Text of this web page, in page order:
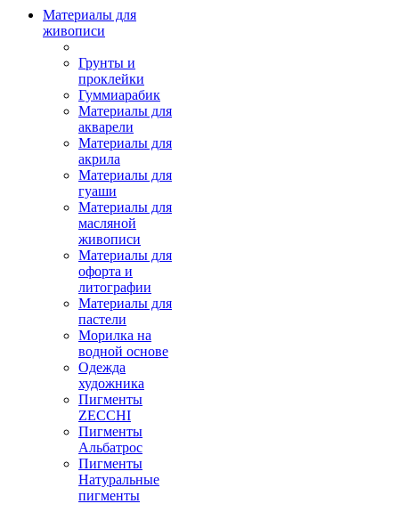
Материалы для
живописи
Грунты и
проклейки
Гуммиарабик
Материалы для
акварели
Материалы для
акрила
Материалы для
гуаши
Материалы для
масляной
живописи
Материалы для
офорта и
литографии
Материалы для
пастели
Морилка на
водной основе
Одежда
художника
Пигменты
ZECCHI
Пигменты
Альбатрос
Пигменты
Натуральные
пигменты